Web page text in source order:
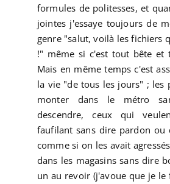
formules de politesses, et
jointes j'essaye toujours de
genre "salut, voilà les fichiers
!" même si c'est tout bête et
Mais en même temps c'est
la vie "de tous les jours" ; les
monter dans le métro
descendre, ceux qui
faufilant sans dire pardon ou
comme si on les avait
dans les magasins sans dire
un au revoir (j'avoue que je